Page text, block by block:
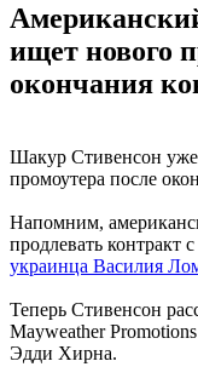
ищет нового
окончания
Шакур Стивенсон
промоутера после
Напомним,
продлевать контракт
украинца Василия
Теперь Стивенсон
Mayweather
Эдди Хирна.